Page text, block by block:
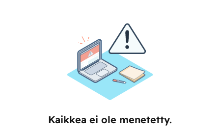
Kaikkea ei ole menetetty.